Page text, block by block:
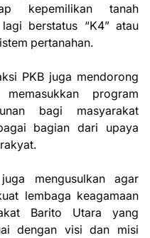
kepemilikan tanah
berstatus “K4” atau
pertanahan.
PKB juga mendorong
program
bagi masyarakat
bagian dari upaya
mengusulkan agar
lembaga keagamaan
Barito Utara yang
dengan visi dan misi